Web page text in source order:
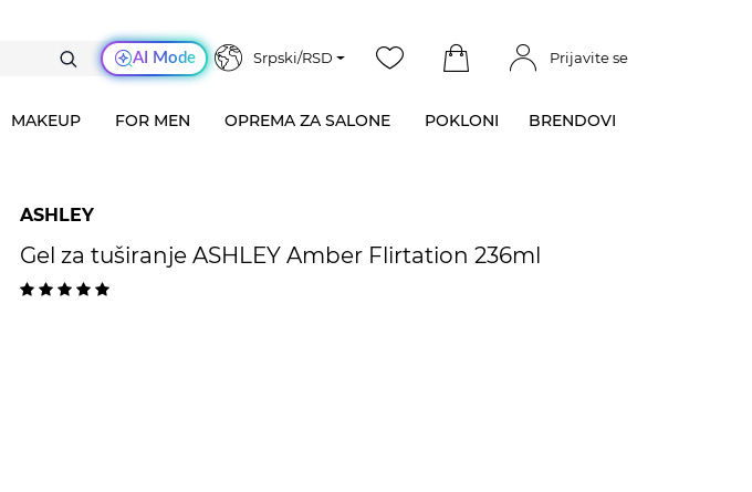
AI Mode Srpski/RSD Prijavite se
MAKEUP FOR MEN OPREMA ZA SALONE POKLONI BRENDOVI
ASHLEY
Gel za tuširanje ASHLEY Amber Flirtation 236ml